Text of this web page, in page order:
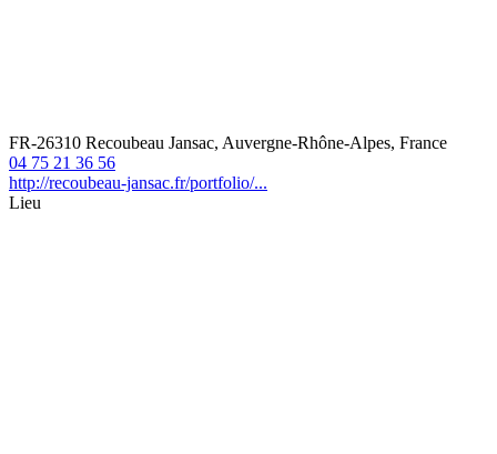
FR-26310 Recoubeau Jansac, Auvergne-Rhône-Alpes, France
04 75 21 36 56
http://recoubeau-jansac.fr/portfolio/...
Lieu